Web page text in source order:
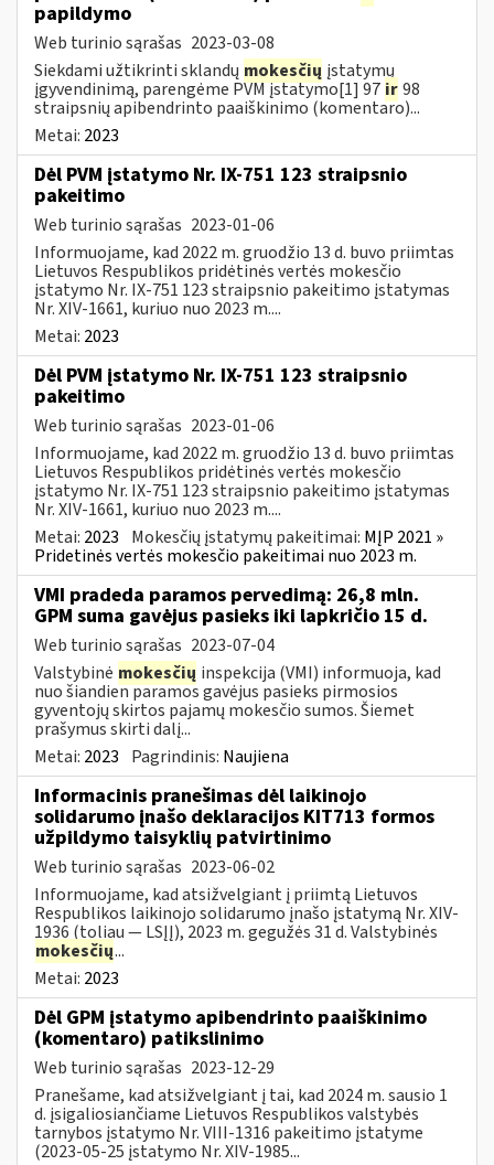
papildymo
Web turinio sąrašas 2023-03-08
Siekdami užtikrinti sklandų mokesčių įstatymų
įgyvendinimą, parengėme PVM įstatymo[1] 97 ir98
straipsnių apibendrinto paaiškinimo (komentaro)...
Metai: 2023
Dėl PVM įstatymo Nr. IX-751 123 straipsnio
pakeitimo
Web turinio sąrašas 2023-01-06
Informuojame, kad 2022 m. gruodžio 13 d. buvo priimtas
Lietuvos Respublikos pridėtinės vertės mokesčio
įstatymo Nr. IX-751 123 straipsnio pakeitimo įstatymas
Nr. XIV-1661, kuriuo nuo 2023 m....
Metai: 2023
Dėl PVM įstatymo Nr. IX-751 123 straipsnio
pakeitimo
Web turinio sąrašas 2023-01-06
Informuojame, kad 2022 m. gruodžio 13 d. buvo priimtas
Lietuvos Respublikos pridėtinės vertės mokesčio
įstatymo Nr. IX-751 123 straipsnio pakeitimo įstatymas
Nr. XIV-1661, kuriuo nuo 2023 m....
Metai: 2023 Mokesčių įstatymų pakeitimai: MĮP 2021 »
Pridetinės vertės mokesčio pakeitimai nuo 2023 m.
VMI pradeda paramos pervedimą: 26,8 mln.
GPM suma gavėjus pasieks iki lapkričio 15 d.
Web turinio sąrašas 2023-07-04
Valstybinė mokesčių inspekcija (VMI) informuoja, kad
nuo šiandien paramos gavėjus pasieks pirmosios
gyventojų skirtos pajamų mokesčio sumos. Šiemet
prašymus skirti dalį...
Metai: 2023 Pagrindinis: Naujiena
Informacinis pranešimas dėl laikinojo
solidarumo įnašo deklaracijos KIT713 formos
užpildymo taisyklių patvirtinimo
Web turinio sąrašas 2023-06-02
Informuojame, kad atsižvelgiant į priimtą Lietuvos
Respublikos laikinojo solidarumo įnašo įstatymą Nr. XIV-
1936 (toliau — LSĮĮ), 2023 m. gegužės 31 d. Valstybinės
mokesčių...
Metai: 2023
Dėl GPM įstatymo apibendrinto paaiškinimo
(komentaro) patikslinimo
Web turinio sąrašas 2023-12-29
Pranešame, kad atsižvelgiant į tai, kad 2024 m. sausio 1
d. įsigaliosiančiame Lietuvos Respublikos valstybės
tarnybos įstatymo Nr. VIII-1316 pakeitimo įstatyme
(2023-05-25 įstatymo Nr. XIV-1985...